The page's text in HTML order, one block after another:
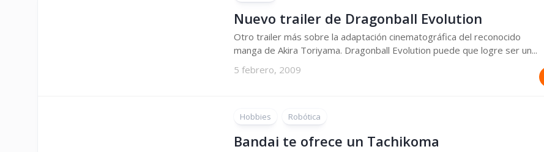
Nuevo trailer de Dragonball Evolution
Otro trailer más sobre la adaptación cinematográfica del reconocido
manga de Akira Toriyama. Dragonball Evolution puede que logre ser un...
5 febrero, 2009
Hobbies Robótica
Bandai te ofrece un Tachikoma